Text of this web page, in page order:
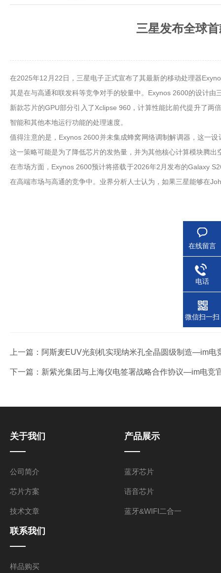
三星发布全球
在2025年12月22日，三星电子正式宣布了其最新的移动处理器
其是在与高通和联发科等竞争对手的较量中。Exynos 2600的设计
新款芯片的GPU部分引入了Xclipse 960，计算性能比前代提升了
智能和其他本地运行功能的处理速度。
值得注意的是，Exynos 2600并未集成蜂窝网络调制解调器，这一
这一策略可能是为了降低芯片的发热量，并为其他核心计算模块腾出
在市场方面，Exynos 2600预计将搭载于2026年2月发布的Galaxy
在高端市场与高通的竞争中。业界分析人士认为，如果三星能够在
上一篇： 阿斯麦EUV光刻机实现纳米孔全晶圆级制造—im电
下一篇： 新紫光集团与上海仪电签署战略合作协议—im电竞
关于我们
公司简介
芯片方案
技术文章
产品展示
蓝牙芯片
语音芯片
蓝牙&WIFI二合一
联系我们
样品购买
在线留言
电话
微信扫一扫